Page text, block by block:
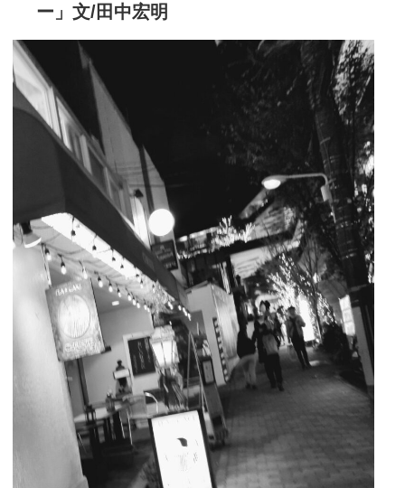
ー」文/田中宏明